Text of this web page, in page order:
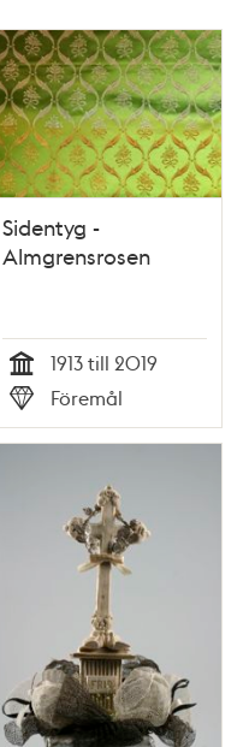
Sidentyg -
Almgrensrosen
Tid
1913 till 2019
Typ
Föremål